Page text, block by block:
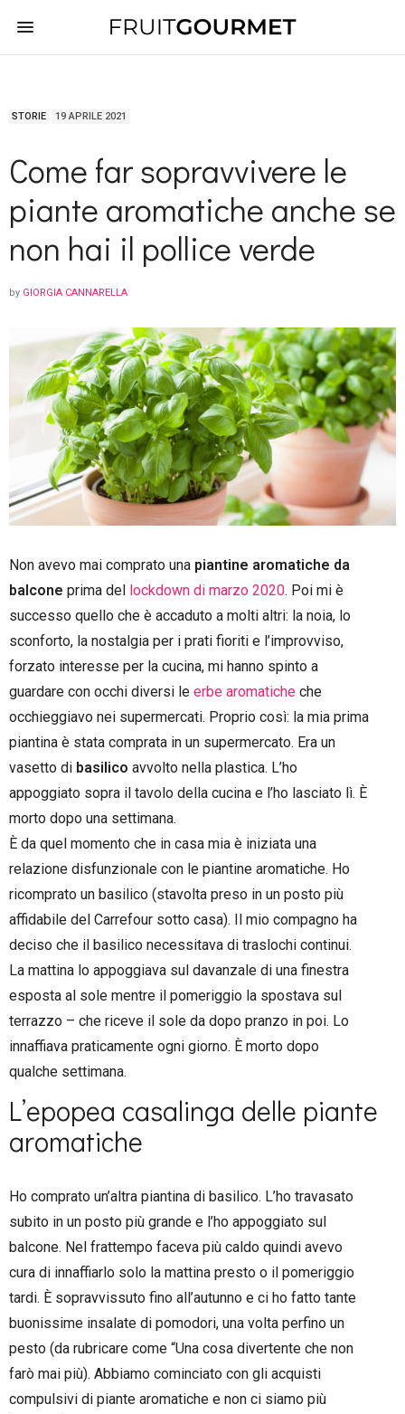
STORIE 19 APRILE 2021
Come far sopravvivere le
piante aromatiche anche se
non hai il pollice verde
by GIORGIA CANNARELLA
Non avevo mai comprato una piantine aromatiche da
balcone prima del lockdown di marzo 2020. Poi mi è
successo quello che è accaduto a molti altri: la noia, lo
sconforto, la nostalgia per i prati fioriti e l’improvviso,
forzato interesse per la cucina, mi hanno spinto a
guardare con occhi diversi le erbe aromatiche che
occhieggiavo nei supermercati. Proprio così: la mia prima
piantina è stata comprata in un supermercato. Era un
vasetto di basilico avvolto nella plastica. L’ho
appoggiato sopra il tavolo della cucina e l’ho lasciato lì. È
morto dopo una settimana.
È da quel momento che in casa mia è iniziata una
relazione disfunzionale con le piantine aromatiche. Ho
ricomprato un basilico (stavolta preso in un posto più
affidabile del Carrefour sotto casa). Il mio compagno ha
deciso che il basilico necessitava di traslochi continui.
La mattina lo appoggiava sul davanzale di una finestra
esposta al sole mentre il pomeriggio la spostava sul
terrazzo – che riceve il sole da dopo pranzo in poi. Lo
innaffiava praticamente ogni giorno. È morto dopo
qualche settimana.
L’epopea casalinga delle piante
aromatiche
Ho comprato un’altra piantina di basilico. L’ho travasato
subito in un posto più grande e l’ho appoggiato sul
balcone. Nel frattempo faceva più caldo quindi avevo
cura di innaffiarlo solo la mattina presto o il pomeriggio
tardi. È sopravvissuto fino all’autunno e ci ho fatto tante
buonissime insalate di pomodori, una volta perfino un
pesto (da rubricare come “Una cosa divertente che non
farò mai più). Abbiamo cominciato con gli acquisti
compulsivi di piante aromatiche e non ci siamo più